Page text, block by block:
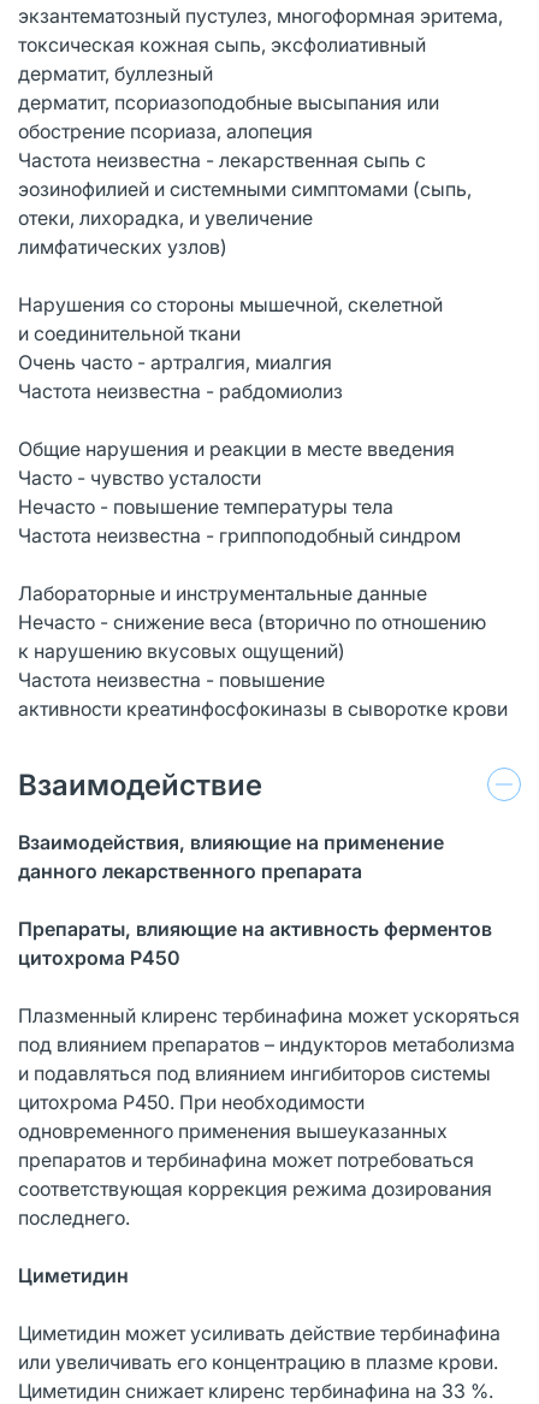
экзантематозный пустулез, многоформная эритема,
токсическая кожная сыпь, эксфолиативный
дерматит, буллезный
дерматит, псориазоподобные высыпания или
обострение псориаза, алопеция
Частота неизвестна - лекарственная сыпь с
эозинофилией и системными симптомами (сыпь,
отеки, лихорадка, и увеличение
лимфатических узлов)
Нарушения со стороны мышечной, скелетной
и соединительной ткани
Очень часто - артралгия, миалгия
Частота неизвестна - рабдомиолиз
Общие нарушения и реакции в месте введения
Часто - чувство усталости
Нечасто - повышение температуры тела
Частота неизвестна - гриппоподобный синдром
Лабораторные и инструментальные данные
Нечасто - cнижение веса (вторично по отношению
к нарушению вкусовых ощущений)
Частота неизвестна - повышение
активности креатинфосфокиназы в сыворотке крови
Взаимодействие
Взаимодействия, влияющие на применение
данного лекарственного препарата
Препараты, влияющие на активность ферментов
цитохрома Р450
Плазменный клиренс тербинафина может ускоряться
под влиянием препаратов – индукторов метаболизма
и подавляться под влиянием ингибиторов системы
цитохрома Р450. При необходимости
одновременного применения вышеуказанных
препаратов и тербинафина может потребоваться
соответствующая коррекция режима дозирования
последнего.
Циметидин
Циметидин может усиливать действие тербинафина
или увеличивать его концентрацию в плазме крови.
Циметидин снижает клиренс тербинафина на 33 %.